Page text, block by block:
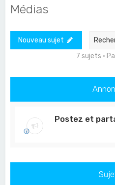
Médias
Nouveau sujet
7 sujets •
Postez et